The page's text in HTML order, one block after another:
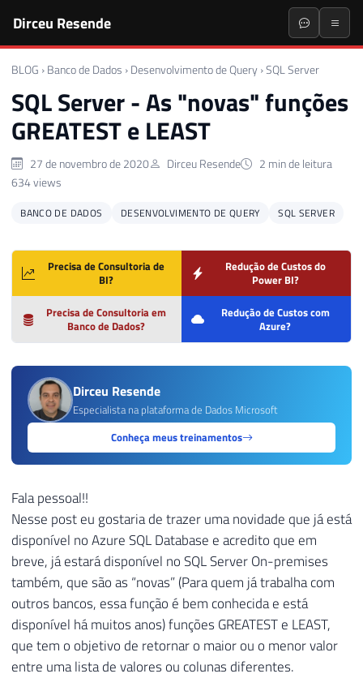
Dirceu Resende
BLOG › Banco de Dados › Desenvolvimento de Query ›SQL Server
SQL Server - As "novas" funções
GREATEST e LEAST
27 de novembro de 2020 Dirceu Resende
2 min de leitura
634 views
BANCO DE DADOS DESENVOLVIMENTO DE QUERY SQL SERVER
Precisa de Consultoria de
BI?
Redução de Custos do
Power BI?
Precisa de Consultoria em
Banco de Dados?
Redução de Custos com
Azure?
Dirceu Resende
Especialista na plataforma de Dados Microsoft
Conheça meus treinamentos
Fala pessoal!!
Nesse post eu gostaria de trazer uma novidade que já está
disponível no Azure SQL Database e acredito que em
breve, já estará disponível no SQL Server On-premises
também, que são as “novas” (Para quem já trabalha com
outros bancos, essa função é bem conhecida e está
disponível há muitos anos) funções GREATEST e LEAST,
que tem o objetivo de retornar o maior ou o menor valor
entre uma lista de valores ou colunas diferentes.